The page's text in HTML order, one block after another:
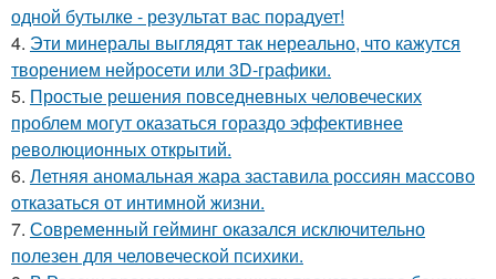
одной бутылке - результат вас порадует!
4. Эти минералы выглядят так нереально, что кажутся
творением нейросети или 3D-графики.
5. Простые решения повседневных человеческих
проблем могут оказаться гораздо эффективнее
революционных открытий.
6. Летняя аномальная жара заставила россиян массово
отказаться от интимной жизни.
7. Современный гейминг оказался исключительно
полезен для человеческой психики.